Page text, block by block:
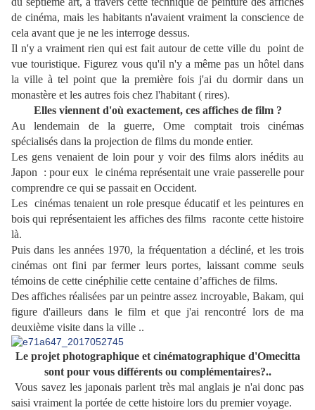
de cinéma, mais les habitants n'avaient vraiment la conscience de
cela avant que je ne les interroge dessus.
Il n'y a vraiment rien qui est fait autour de cette ville du point de
vue touristique.Figurez vous qu'il n'y a même pas un hôtel dans
la ville à tel point que la première fois j'ai du dormir dans un
monastère et les autres fois chez l'habitant ( rires).
Elles viennent d'où exactement, ces affiches de film ?
Au lendemain de la guerre,
Ome comptait trois cinémas
spécialisés dans la projection de films du monde entier.
Les gens venaient de loin pour y voir des films alors inédits au
Japon : pour eux le cinéma représentait une vraie passerelle pour
comprendre ce qui se passait en Occident.
Les cinémas tenaient un role presque éducatif et les peintures en
bois qui représentaient les affiches des films raconte cette histoire
là.
Puis dans les années 1970, la fréquentation a décliné, et les trois
cinémas ont fini par fermer leurs portes, laissant comme seuls
témoins de cette cinéphilie cette centaine d’affiches de films.
Des affiches réalisées par un peintre assez incroyable, Bakam, qui
figure d'ailleurs dans le film et que j'ai rencontré lors de ma
deuxième visite dans la ville ..
Le projet photographique et cinématographique d'Omecitta
sont pour vous différents ou complémentaires?..
Vous savez les japonais parlent très mal anglais je n'ai donc pas
saisi vraiment la portée de cette histoire lors du premier voyage.